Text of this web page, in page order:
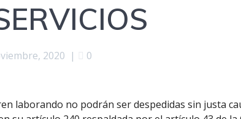
2020 | 0
laborando no podrán ser despedidas sin justa